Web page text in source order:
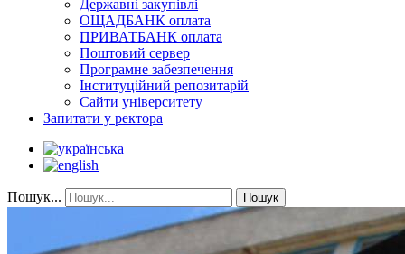
Державні закупівлі
ОЩАДБАНК оплата
ПРИВАТБАНК оплата
Поштовий сервер
Програмне забезпечення
Інституційний репозитарій
Сайти університету
Запитати у ректора
Пошук... Пошук